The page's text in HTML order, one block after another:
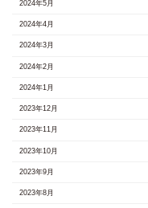
2024年5月
2024年4月
2024年3月
2024年2月
2024年1月
2023年12月
2023年11月
2023年10月
2023年9月
2023年8月